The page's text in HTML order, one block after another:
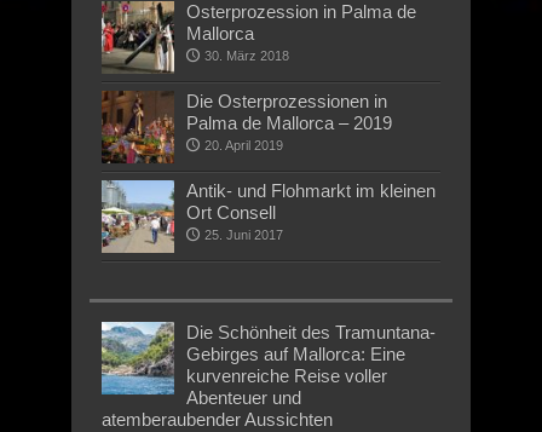
Osterprozession in Palma de
Mallorca
30. März 2018
Die Osterprozessionen in
Palma de Mallorca – 2019
20. April 2019
Antik- und Flohmarkt im kleinen
Ort Consell
25. Juni 2017
Die Schönheit des Tramuntana-
Gebirges auf Mallorca: Eine
kurvenreiche Reise voller
Abenteuer und
atemberaubender Aussichten